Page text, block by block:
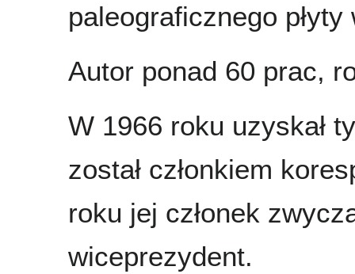
paleograficznego
Autor ponad 60 prac,
W 1966 roku uzyskał
został członkiem
roku jej członek
wiceprezydent.